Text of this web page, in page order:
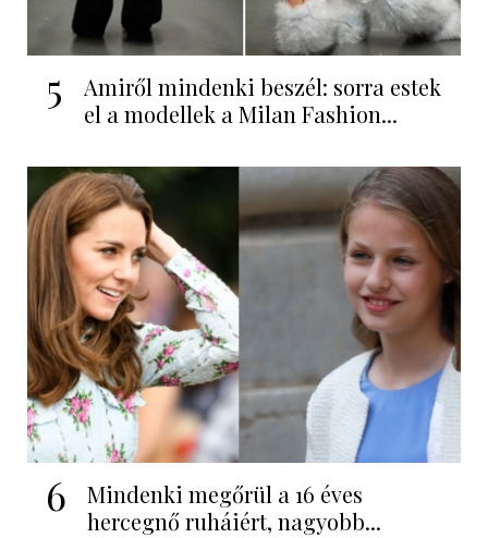
5
Amiről mindenki beszél: sorra estek
el a modellek a Milan Fashion...
6
Mindenki megőrül a 16 éves
hercegnő ruháiért, nagyobb...